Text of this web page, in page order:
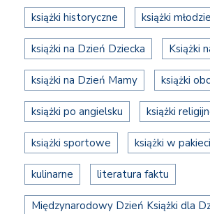
książki historyczne książki
książki na Dzień Dziecka Książki
książki na Dzień Mamy książki
książki po angielsku książki
książki sportowe książki w
kulinarne literatura faktu
Międzynarodowy Dzień Książki dla